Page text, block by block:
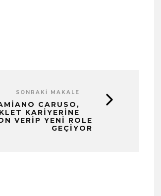
SONRAKI MAKALE
CARUSO,
KARIYERINE
VERIP YENI ROLE
GEÇIYOR